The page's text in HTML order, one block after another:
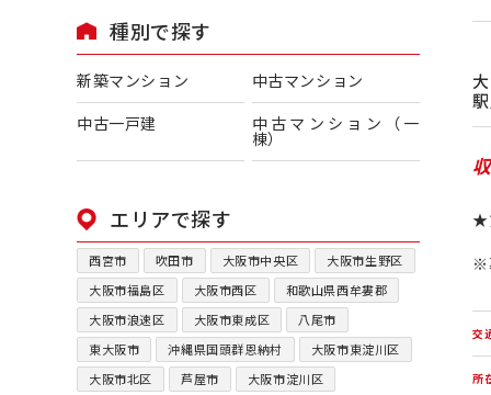
種別で探す
新築マンション 中古マンション
中古一戸建
中古マンション（一
棟）
エリアで探す
西宮市 吹田市 大阪市中央区 大阪市生野区
大阪市福島区 大阪市西区 和歌山県西牟婁郡
大阪市浪速区 大阪市東成区 八尾市
東大阪市 沖縄県国頭群恩納村 大阪市東淀川区
大阪市北区 芦屋市 大阪市淀川区
★
※
交
所